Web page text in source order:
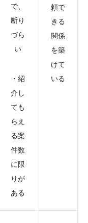
で、
断り
づら
い
・紹
介し
ても
らえ
る案
件数
に限
りが
ある
頼で
きる
関係
を築
けて
いる